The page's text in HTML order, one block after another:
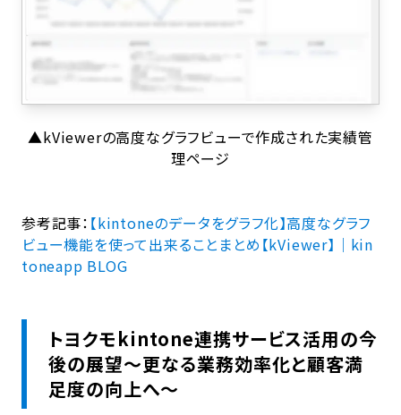
▲kViewerの高度なグラフビューで作成された実績管
理ページ
参考記事： 【kintoneのデータをグラフ化】高度なグラフ
ビュー機能を使って出来ることまとめ【kViewer】｜kin
toneapp BLOG
トヨクモkintone連携サービス活用の今
後の展望～更なる業務効率化と顧客満
足度の向上へ～